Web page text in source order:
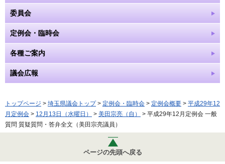
委員会
定例会・臨時会
各種ご案内
議会広報
トップページ > 埼玉県議会トップ> 定例会・臨時会 > 定例会概要 > 平成29年12
月定例会 > 12月13日（水曜日） > 美田宗亮（自）
> 平成29年12月定例会 一般
質問 質疑質問・答弁全文（美田宗亮議員）
ページの先頭へ戻る